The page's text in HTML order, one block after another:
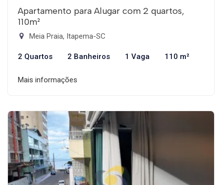
Apartamento para Alugar com 2 quartos,
110m²
Meia Praia, Itapema-SC
2 Quartos 2 Banheiros 1 Vaga 110 m²
Mais informações